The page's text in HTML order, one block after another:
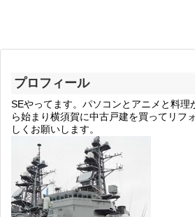
プロフィール
SEやってます。パソコンとアニメと料理
ら始まり横須賀に中古戸建を買ってリフ
しくお願いします。